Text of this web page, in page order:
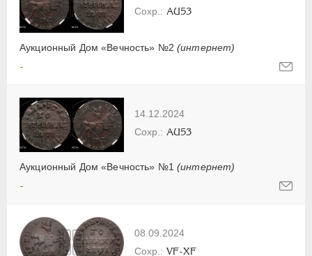
Аукционный Дом «Вечность» №2(интернет)
AU53
-
14.12.2024
Аукционный Дом «Вечность» №1(интернет)
AU53
-
08.09.2024
VF-XF